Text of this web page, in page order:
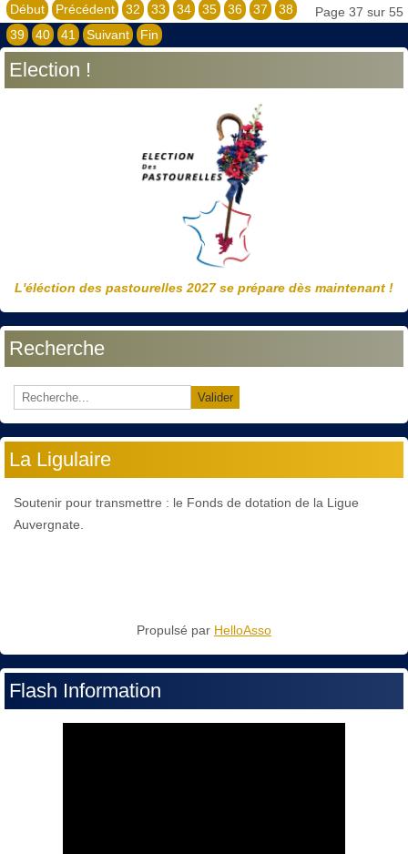
Page 37 sur 55
Début Précédent 32 33 34 35 36 37
38
39
40 41 Suivant Fin
Election !
L'éléction des pastourelles 2027 se prépare dès maintenant !
Recherche
Valider
La Ligulaire
Soutenir pour transmettre : le Fonds de dotation de la Ligue
Auvergnate.
Propulsé par HelloAsso
Flash Information